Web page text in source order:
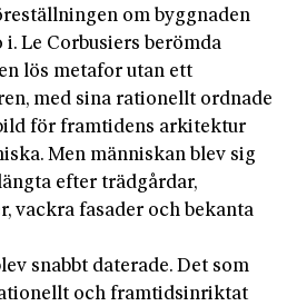
om byggnaden
i. Le Corbusiers berömda
lös metafor utan ett
med sina rationellt ordnade
för framtidens arkitektur
Men människan blev sig
efter trädgårdar,
vackra fasader och bekanta
snabbt daterade. Det som
och framtidsinriktat